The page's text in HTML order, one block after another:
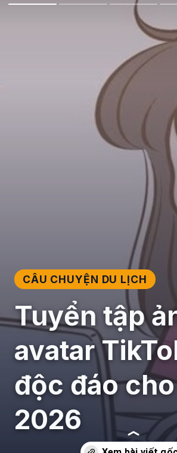
CÂU CHUYỆN DU LỊCH
Tuyển tập
avatar
độc đáo
2026